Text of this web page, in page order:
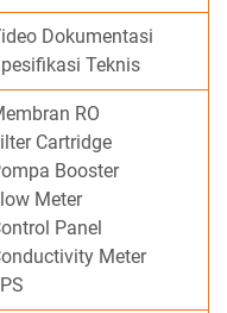
Dokumentasi
Teknis
RO
Cartridge
Booster
Meter
Panel
Meter